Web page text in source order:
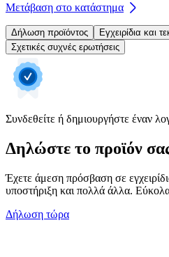
Μετάβαση στο κατάστημα
Δήλωση προϊόντος
Εγχειρίδια και
Σχετικές συχνές ερωτήσεις
Συνδεθείτε ή δημιουργήστε έναν
Δηλώστε το προϊόν
Έχετε άμεση πρόσβαση σε
υποστήριξη και πολλά άλλα.
Δήλωση τώρα